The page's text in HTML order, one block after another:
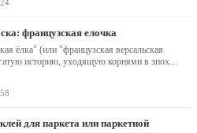
французская елочка
ёлка" (или "французская версальская
историю, уходящую корнями в эпоху